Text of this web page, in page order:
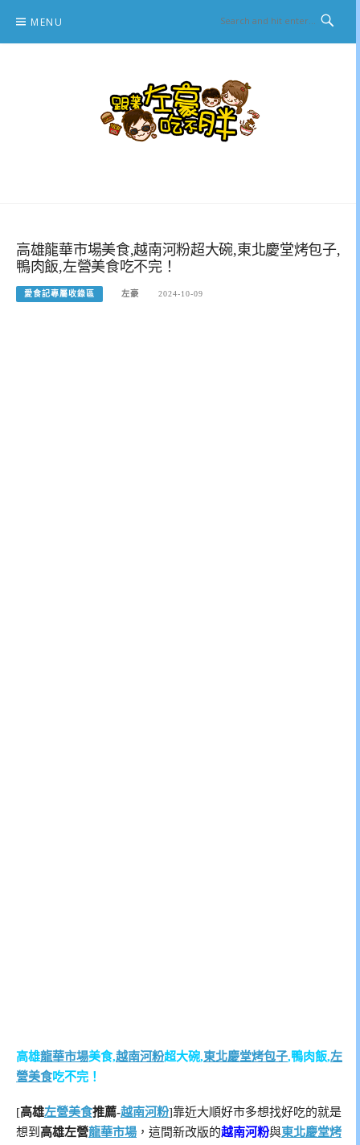
content
MENU
高雄龍華市場美食,越南河粉超大碗,東北慶堂烤包子,
鴨肉飯,左營美食吃不完！
愛食記專屬收錄區 左豪 2024-10-09
高雄龍華市場美食,越南河粉超大碗,東北慶堂烤包子,鴨肉飯,左
營美食吃不完！
[高雄左營美食推薦-越南河粉]靠近大順好市多想找好吃的就是
想到 高雄左營龍華市場 ，這間新改版的越南河粉與東北慶堂烤